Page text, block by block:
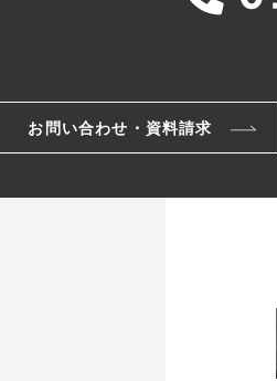
お問い合わせ・資料請求